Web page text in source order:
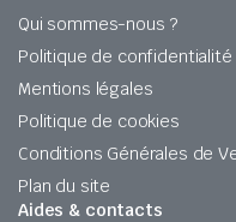
Qui sommes-nous ?
Politique de confidentialité
Mentions légales
Politique de cookies
Conditions Générales de
Plan du site
Aides & contacts